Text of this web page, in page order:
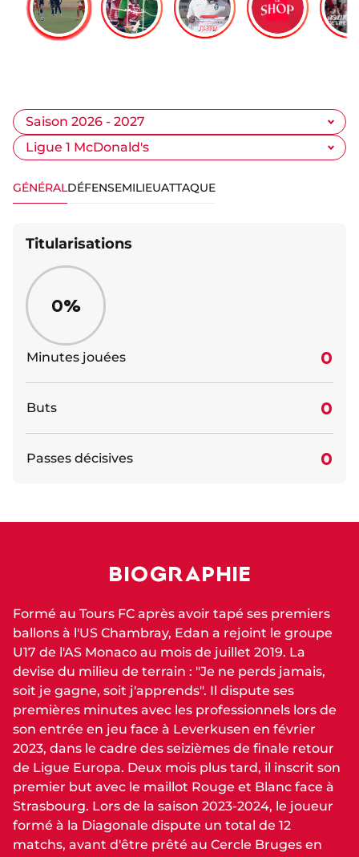
GÉNÉRALDÉFENSEMILIEUATTAQUE
Titularisations
0%
Minutes jouées 0
Buts 0
Passes décisives 0
BIOGRAPHIE
Formé au Tours FC après avoir tapé ses premiers
ballons à l'US Chambray, Edan a rejoint le groupe
U17 de l'AS Monaco au mois de juillet 2019. La
devise du milieu de terrain : "Je ne perds jamais,
soit je gagne, soit j'apprends". Il dispute ses
premières minutes avec les professionnels lors de
son entrée en jeu face à Leverkusen en février
2023, dans le cadre des seizièmes de finale retour
de Ligue Europa. Deux mois plus tard, il inscrit son
premier but avec le maillot Rouge et Blanc face à
Strasbourg. Lors de la saison 2023-2024, le joueur
formé à la Diagonale dispute un total de 12
matchs, avant d'être prêté au Cercle Bruges en